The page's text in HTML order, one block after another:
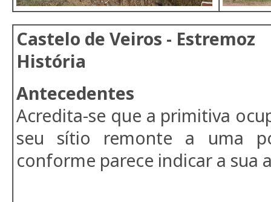
Castelo de Veiros - Estremoz
História
Antecedentes
Acredita-se que a primitiva
seu sítio remonte a uma
conforme parece indicar a sua